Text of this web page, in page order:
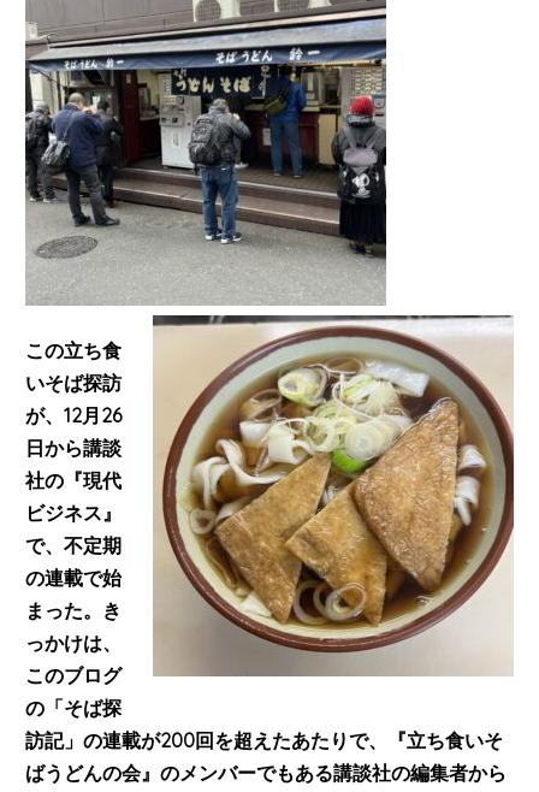
この立ち食
いそば探訪
が、 12月26
日から講談
社の『現代
ビジネス』
で、不定期
の連載で始
まった。 き
っかけは、
このブログ
の「そば探
訪記」の連載が200回を超えたあたりで、『立ち食いそ
ばうどんの会』のメンバーでもある講談社の編集者から